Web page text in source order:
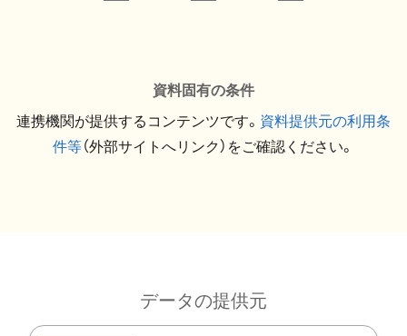
資料固有の条件
連携機関が提供するコンテンツです。 資料提供元の利用条
件等（外部サイトへリンク）をご確認ください。
データの提供元